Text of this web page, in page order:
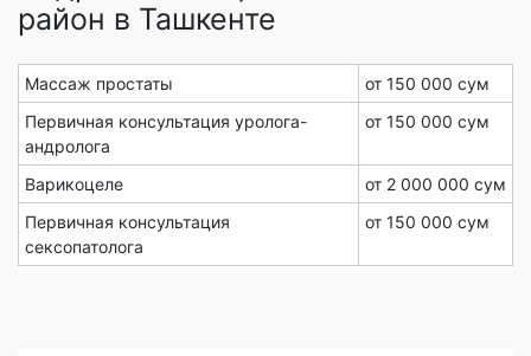
район в Ташкенте
Массаж простаты
от 150 000 сум
Первичная консультация уролога-
андролога
от 150 000 сум
Варикоцеле
от 2 000 000 сум
Первичная консультация
сексопатолога
от 150 000 сум